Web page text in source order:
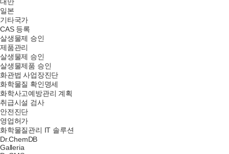
일본
기타국가
CAS 등록
살생물제 승인
제품관리
살생물제 승인
살생물제품 승인
화관법 사업장진단
화학물질 확인명세
화학사고예방관리 계획
취급시설 검사
안전진단
영업허가
화학물질관리 IT 솔루션
Dr.ChemDB
Galleria